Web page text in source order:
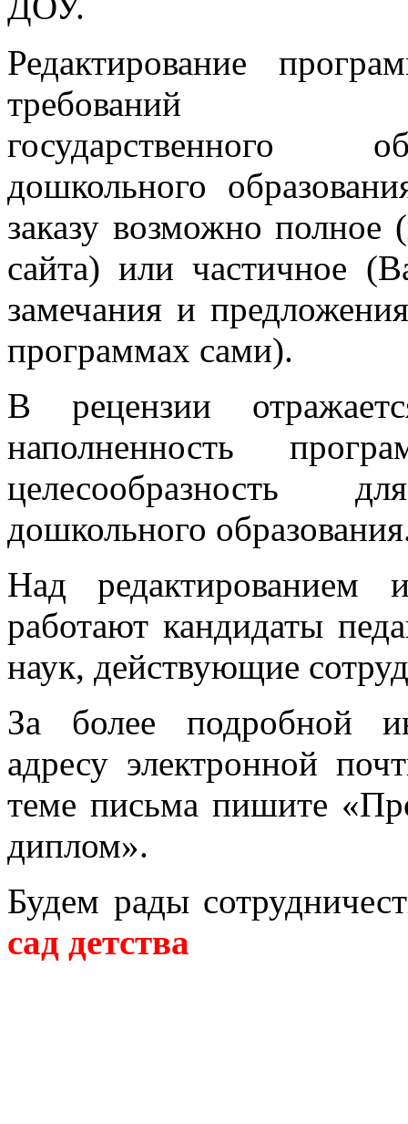
Редактирование
государственного
дошкольного
заказу возможно полное
сайта) или частичное
замечания и
программах сами).
В рецензии
наполненность
целесообразность для
дошкольного
Над редактированием и
работают кандидаты
наук, действующие
За более подробной
адресу электронной
теме письма пишите
диплом».
Будем рады
сад детства